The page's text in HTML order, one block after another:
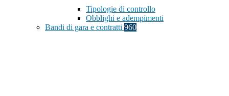
Tipologie di controllo
Obblighi e adempimenti
Bandi di gara e contratti 960